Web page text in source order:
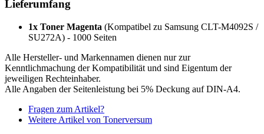
Lieferumfang
1x Toner Magenta (Kompatibel zu Samsung CLT-M4092S /
SU272A) - 1000 Seiten
Alle Hersteller- und Markennamen dienen nur zur
Kenntlichmachung der Kompatibilität und sind Eigentum der
jeweiligen Rechteinhaber.
Alle Angaben der Seitenleistung bei 5% Deckung auf DIN-A4.
Fragen zum Artikel?
Weitere Artikel von Tonerversum